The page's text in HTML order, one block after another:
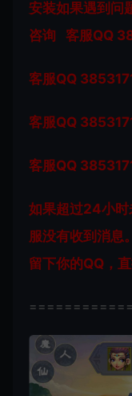
安装如果遇到问
咨询 客服QQ
客服QQ
客服QQ
客服QQ
如果超过24小时
服没有收到消息
留下你的QQ，